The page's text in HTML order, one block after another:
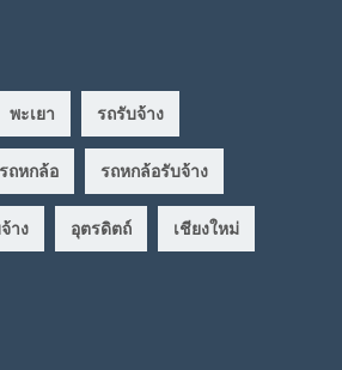
พะเยา รถรับจ้าง
รถหกล้อ รถหกล้อรับจ้าง
าง อุตรดิตถ์ เชียงใหม่